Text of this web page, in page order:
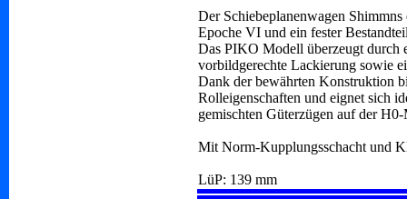
Der Schiebeplanenwagen
Epoche VI und ein fester
Das PIKO Modell überzeugt durch
vorbildgerechte Lackierung sowie
Dank der bewährten Konstruktion
Rolleigenschaften und eignet sich
gemischten Güterzügen auf der
Mit Norm-Kupplungsschacht und
LüP: 139 mm